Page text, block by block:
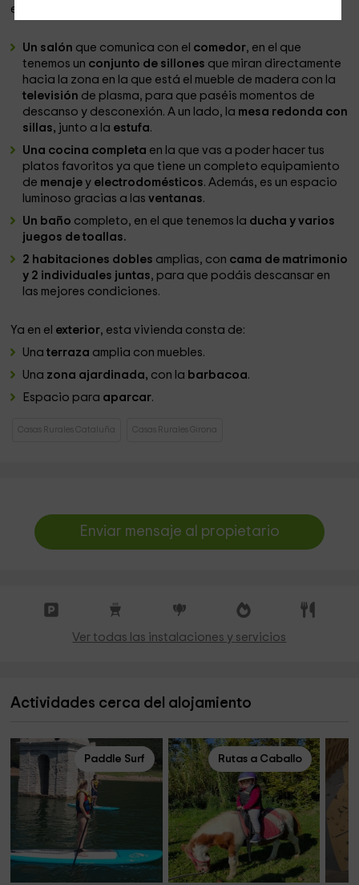
encontramos con:
Un salón que comunica con el comedor, en el que
tenemos un conjunto de sillones que miran directamente
hacia la zona en la que está el mueble de madera con la
televisión de plasma, para que paséis momentos de
descanso y desconexión. A un lado, la mesa redonda con
sillas, junto a la estufa.
Una cocina completa en la que vas a poder hacer tus
platos favoritos ya que tiene un completo equipamiento
de menajey electrodomésticos. Además, es un espacio
luminoso gracias a lasventanas.
Un baño completo, en el que tenemos la ducha y varios
juegos de toallas.
2 habitaciones dobles amplias, con cama de matrimonio
y 2 individuales juntas, para que podáis descansar en
las mejores condiciones.
Ya en el exterior, esta vivienda consta de:
Unaterraza amplia con muebles.
Una zona ajardinada, con la barbacoa.
Espacio para aparcar.
Casas Rurales Cataluña Casas Rurales Girona
Enviar mensaje al propietario
Ver todas las instalaciones y servicios
Actividades cerca del alojamiento
Paddle Surf Rutas a Caballo